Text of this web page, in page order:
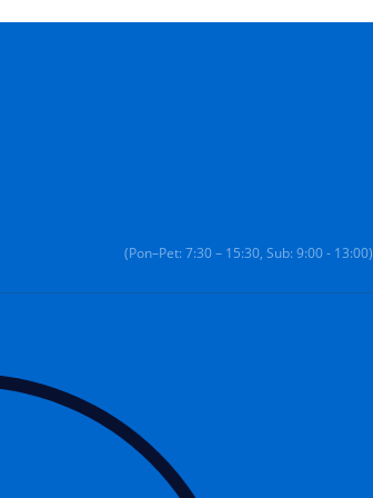
(Pon–Pet: 7:30 – 15:30, Sub: 9:00 - 13:00)